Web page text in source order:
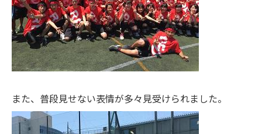
また、普段見せない表情が多々見受けられました。